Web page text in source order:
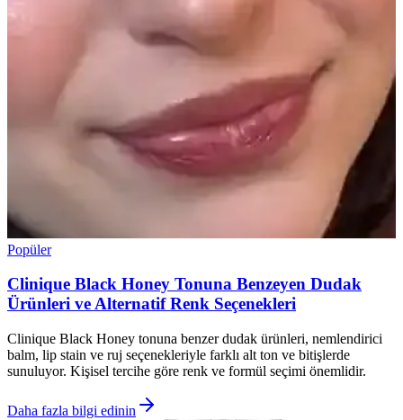
Popüler
Clinique Black Honey Tonuna Benzeyen Dudak
Ürünleri ve Alternatif Renk Seçenekleri
Clinique Black Honey tonuna benzer dudak ürünleri, nemlendirici
balm, lip stain ve ruj seçenekleriyle farklı alt ton ve bitişlerde
sunuluyor. Kişisel tercihe göre renk ve formül seçimi önemlidir.
Daha fazla bilgi edinin